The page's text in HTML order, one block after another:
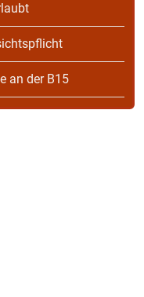
an der B15